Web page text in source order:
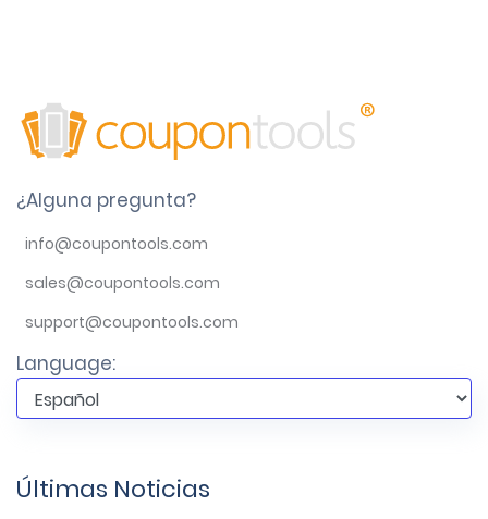
¿Alguna pregunta?
info@coupontools.com
sales@coupontools.com
support@coupontools.com
Language:
Últimas Noticias